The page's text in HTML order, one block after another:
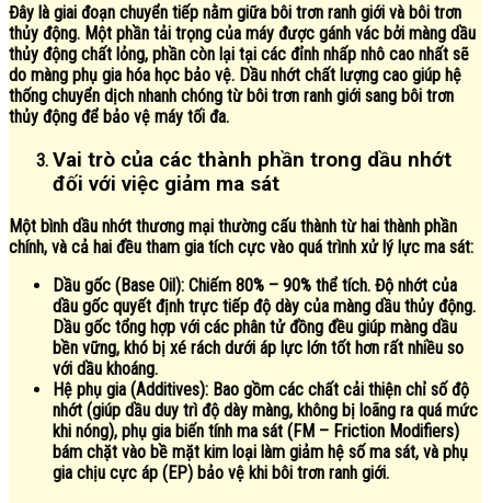
Đây là giai đoạn chuyển tiếp nằm giữa bôi trơn ranh giới và bôi trơn
thủy động. Một phần tải trọng của máy được gánh vác bởi màng dầu
thủy động chất lỏng, phần còn lại tại các đỉnh nhấp nhô cao nhất sẽ
do màng phụ gia hóa học bảo vệ. Dầu nhớt chất lượng cao giúp hệ
thống chuyển dịch nhanh chóng từ bôi trơn ranh giới sang bôi trơn
thủy động để bảo vệ máy tối đa.
Vai trò của các thành phần trong dầu nhớt
đối với việc giảm ma sát
Một bình dầu nhớt thương mại thường cấu thành từ hai thành phần
chính, và cả hai đều tham gia tích cực vào quá trình xử lý lực ma sát:
Dầu gốc (Base Oil): Chiếm 80% – 90% thể tích. Độ nhớt của
dầu gốc quyết định trực tiếp độ dày của màng dầu thủy động.
Dầu gốc tổng hợp với các phân tử đồng đều giúp màng dầu
bền vững, khó bị xé rách dưới áp lực lớn tốt hơn rất nhiều so
với dầu khoáng.
Hệ phụ gia (Additives): Bao gồm các chất cải thiện chỉ số độ
nhớt (giúp dầu duy trì độ dày màng, không bị loãng ra quá mức
khi nóng), phụ gia biến tính ma sát (FM – Friction Modifiers)
bám chặt vào bề mặt kim loại làm giảm hệ số ma sát, và phụ
gia chịu cực áp (EP) bảo vệ khi bôi trơn ranh giới.